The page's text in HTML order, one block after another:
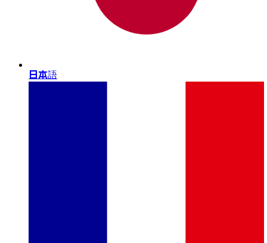
日本語